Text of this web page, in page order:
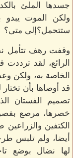
جسدها الملئ
ولكن الموت يبدو
ستتحمل؟إلى متى؟
وقفت رهف تتأمل
الرائع، لقد
الخاصة به، ولكن
قد أوصاها بأن
تصميم الفستان
خصرها، مرصع
الكتفين
أيضا، ولم تلبس
لها نضال بوضع